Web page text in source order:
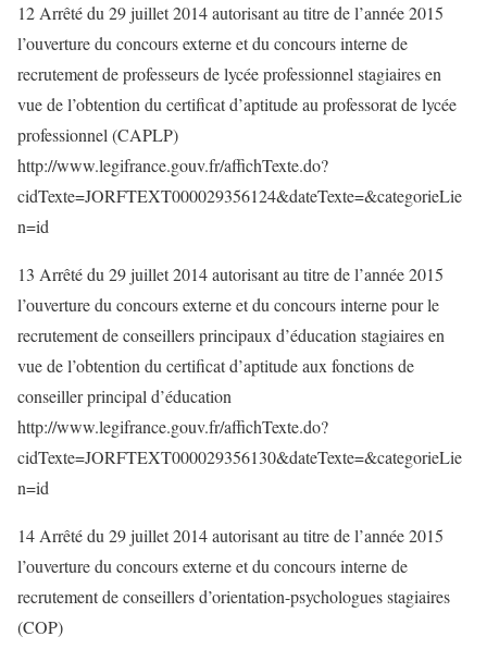
12 Arrêté du 29 juillet 2014 autorisant au titre de l’année 2015
l’ouverture du concours externe et du concours interne de
recrutement de professeurs de lycée professionnel stagiaires en
vue de l’obtention du certificat d’aptitude au professorat de lycée
professionnel (CAPLP)
http://www.legifrance.gouv.fr/affichTexte.do?
cidTexte=JORFTEXT000029356124&dateTexte=&categorieLie
n=id
13 Arrêté du 29 juillet 2014 autorisant au titre de l’année 2015
l’ouverture du concours externe et du concours interne pour le
recrutement de conseillers principaux d’éducation stagiaires en
vue de l’obtention du certificat d’aptitude aux fonctions de
conseiller principal d’éducation
http://www.legifrance.gouv.fr/affichTexte.do?
cidTexte=JORFTEXT000029356130&dateTexte=&categorieLie
n=id
14 Arrêté du 29 juillet 2014 autorisant au titre de l’année 2015
l’ouverture du concours externe et du concours interne de
recrutement de conseillers d’orientation-psychologues stagiaires
(COP)